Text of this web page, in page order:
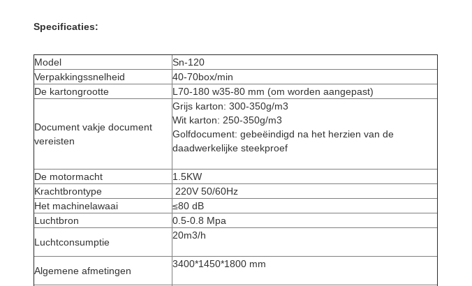
Specificaties:
Model
Sn-120
Verpakkingssnelheid
40-70box/min
De kartongrootte
L70-180 w35-80 mm (om worden aangepast)
Document vakje document
vereisten
Grijs karton: 300-350g/m3
Wit karton: 250-350g/m3
Golfdocument: gebeëindigd na het herzien van de
daadwerkelijke steekproef
De motormacht
1.5KW
Krachtbrontype
220V 50/60Hz
Het machinelawaai
≤80 dB
Luchtbron
0.5-0.8 Mpa
Luchtconsumptie
20m3/h
Algemene afmetingen
3400*1450*1800 mm